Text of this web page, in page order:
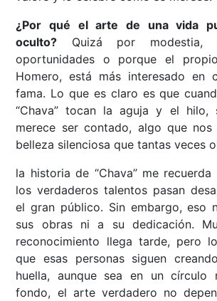
¿Por qué el arte de una vida
oculto? Quizá por
oportunidades o porque el
Homero, está más interesado en
fama. Lo que es claro es que
“Chava” tocan la aguja y el hilo,
merece ser contado, algo que
belleza silenciosa que tantas veces
la historia de “Chava” me
los verdaderos talentos pasan
el gran público. Sin embargo, eso
sus obras ni a su dedicación.
reconocimiento llega tarde, pero
que esas personas siguen
huella, aunque sea en un círculo
fondo, el arte verdadero no